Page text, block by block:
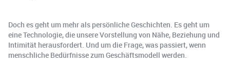
Doch es geht um mehr als persönliche Geschichten. Es geht um
eine Technologie, die unsere Vorstellung von Nähe, Beziehung und
Intimität herausfordert. Und um die Frage, was passiert, wenn
menschliche Bedürfnisse zum Geschäftsmodell werden.